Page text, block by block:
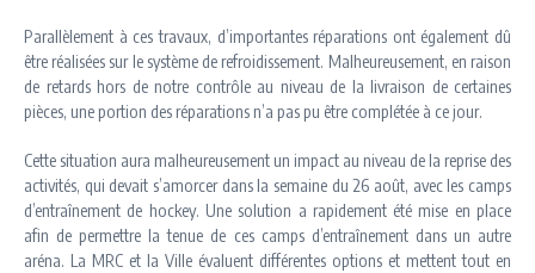
Parallèlement à ces travaux, d’importantes réparations ont également dû
être réalisées sur le système de refroidissement. Malheureusement, en raison
de retards hors de notre contrôle au niveau de la livraison de certaines
pièces, une portion des réparations n’a pas pu être complétée à ce jour.
Cette situation aura malheureusement un impact au niveau de la reprise des
activités, qui devait s’amorcer dans la semaine du 26 août, avec les camps
d’entraînement de hockey. Une solution a rapidement été mise en place
afin de permettre la tenue de ces camps d’entraînement dans un autre
aréna. La MRC et la Ville évaluent différentes options et mettent tout en